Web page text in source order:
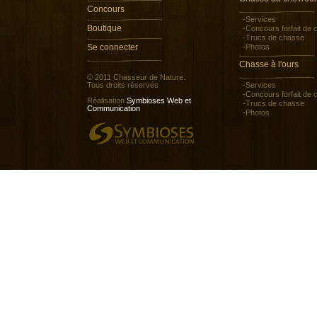
Concours
Boutique
Se connecter|
© 2011 Chasseur de Nature.
Tous droits réservés
Réalisation Symbioses Web et
Communication
-Services
-Concours forfait de
-Trucs de chasse
-Photos
Chasse à l'ours
-Services
-Concours forfait de
-Trucs de chasse
-Photos